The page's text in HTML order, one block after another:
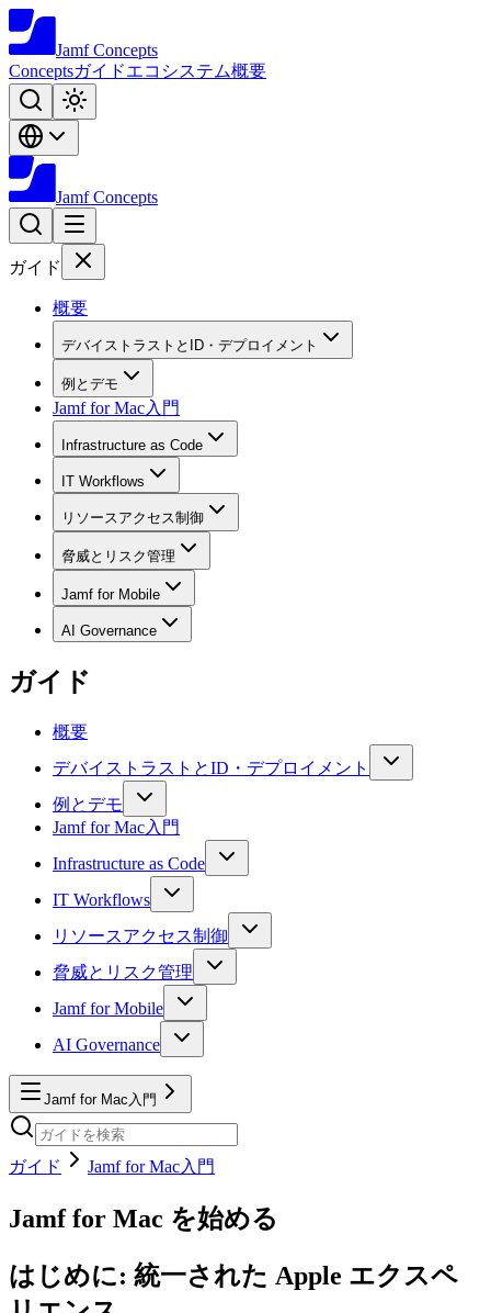
Jamf Concepts
Conceptsガイドエコシステム概要
Jamf Concepts
ガイド
概要
デバイストラストとID・デプロイメント
例とデモ
Jamf for Mac入門
Infrastructure as Code
IT Workflows
リソースアクセス制御
脅威とリスク管理
Jamf for Mobile
AI Governance
ガイド
概要
デバイストラストとID・デプロイメント
例とデモ
Jamf for Mac入門
Infrastructure as Code
IT Workflows
リソースアクセス制御
脅威とリスク管理
Jamf for Mobile
AI Governance
Jamf for Mac入門
ガイド Jamf for Mac入門
Jamf for Mac を始める
はじめに: 統一された Apple エクスペ